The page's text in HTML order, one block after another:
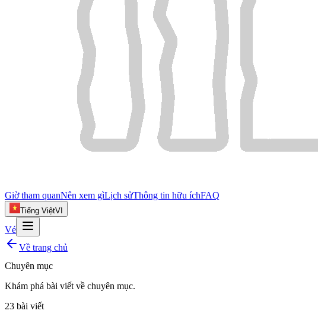
Giờ tham quanNên xem gìLịch sửThông tin hữu íchFAQ
Tiếng ViệtVI
Vé
Về trang chủ
Chuyên mục
Khám phá bài viết về chuyên mục.
23 bài viết